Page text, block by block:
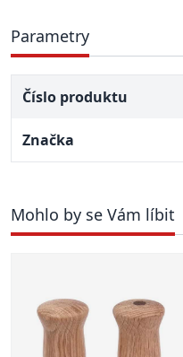
Parametry
Číslo produktu
Značka
Mohlo by se Vám líbit